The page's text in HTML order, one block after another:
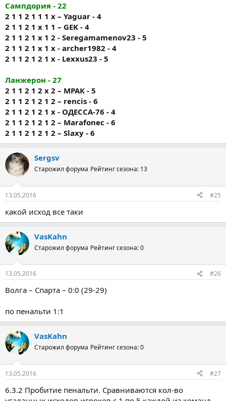
Сампдория - 22
2 1 1 2 1 1 1 х – Yaguar - 4
2 1 1 2 1 х 1 1 – GEK - 4
2 1 1 2 1 х 1 2 - Seregamamenov23 - 5
2 1 1 2 1 х 1 х - archer1982 - 4
2 1 1 2 1 2 1 х - Lexxus23 - 5
Ланжерон - 27
2 1 1 2 1 2 х 2 – МРАК - 5
2 1 1 2 1 2 1 2 – rencis - 6
2 1 1 2 1 2 1 х - ОДЕССА-76 - 4
2 1 1 2 1 2 1 2 – Marafonec - 6
2 1 1 2 1 2 1 2 – Slaxy - 6
Sergsv
Старожил форума Рейтинг сезона: 13
13.05.2016 #25
какой исход все таки
VasKahn
Старожил форума Рейтинг сезона: 0
13.05.2016 #26
Волга – Спарта – 0:0 (29-29)
по пенальти 1:1
VasKahn
Старожил форума Рейтинг сезона: 0
13.05.2016 #27
6.3.2 Пробитие пенальти. Сравниваются кол-во